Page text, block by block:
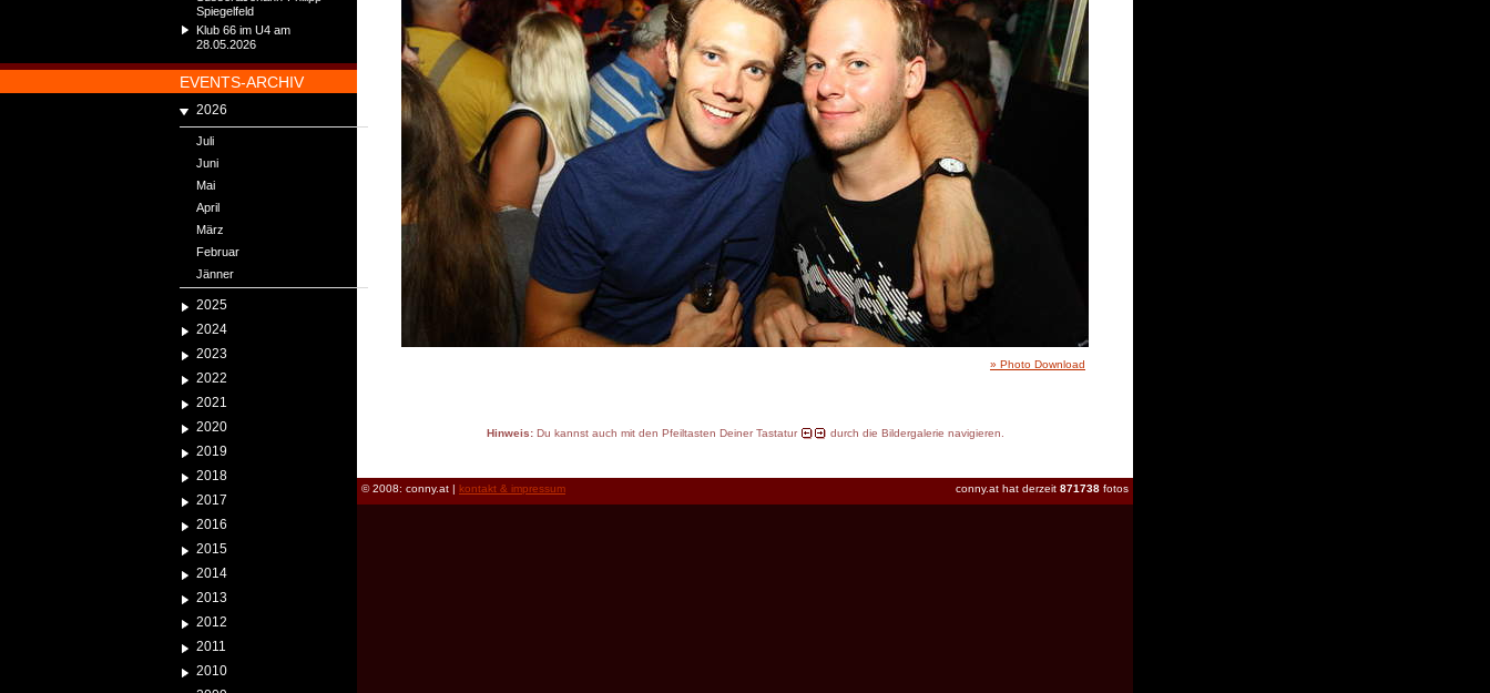
Spiegelfeld
Klub 66 im U4 am
28.05.2026
EVENTS-ARCHIV
2026
Juli
Juni
Mai
April
März
Februar
Jänner
2025
2024
2023
2022
2021
2020
2019
2018
2017
2016
2015
2014
2013
2012
2011
2010
» Photo Download
Hinweis:Du kannst auch mit den Pfeiltasten Deiner Tastatur durch die Bildergalerie navigieren.
conny.at hat derzeit 871738 fotos
© 2008: conny.at | kontakt & impressum